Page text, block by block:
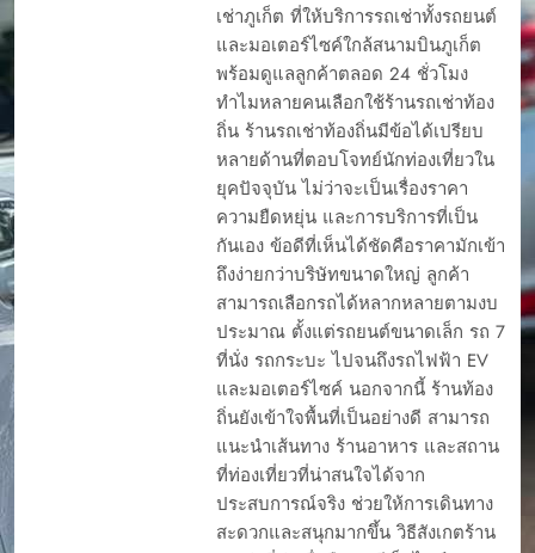
เช่าภูเก็ต ที่ให้บริการรถเช่าทั้งรถยนต์
และมอเตอร์ไซค์ใกล้สนามบินภูเก็ต
พร้อมดูแลลูกค้าตลอด 24 ชั่วโมง
ทำไมหลายคนเลือกใช้ร้านรถเช่าท้อง
ถิ่น ร้านรถเช่าท้องถิ่นมีข้อได้เปรียบ
หลายด้านที่ตอบโจทย์นักท่องเที่ยวใน
ยุคปัจจุบัน ไม่ว่าจะเป็นเรื่องราคา
ความยืดหยุ่น และการบริการที่เป็น
กันเอง ข้อดีที่เห็นได้ชัดคือราคามักเข้า
ถึงง่ายกว่าบริษัทขนาดใหญ่ ลูกค้า
สามารถเลือกรถได้หลากหลายตามงบ
ประมาณ ตั้งแต่รถยนต์ขนาดเล็ก รถ 7
ที่นั่ง รถกระบะ ไปจนถึงรถไฟฟ้า EV
และมอเตอร์ไซค์ นอกจากนี้ ร้านท้อง
ถิ่นยังเข้าใจพื้นที่เป็นอย่างดี สามารถ
แนะนำเส้นทาง ร้านอาหาร และสถาน
ที่ท่องเที่ยวที่น่าสนใจได้จาก
ประสบการณ์จริง ช่วยให้การเดินทาง
สะดวกและสนุกมากขึ้น วิธีสังเกตร้าน